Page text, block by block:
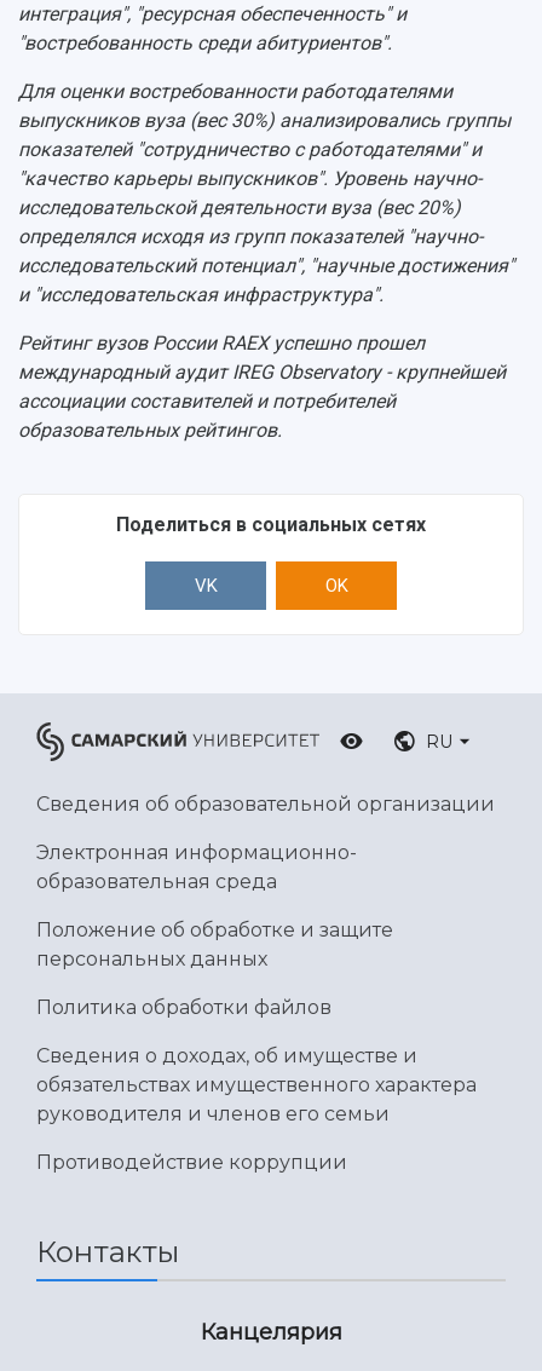
интеграция", "ресурсная обеспеченность" и
"востребованность среди абитуриентов".
Для оценки востребованности работодателями
выпускников вуза (вес 30%) анализировались группы
показателей "сотрудничество с работодателями" и
"качество карьеры выпускников". Уровень научно-
исследовательской деятельности вуза (вес 20%)
определялся исходя из групп показателей "научно-
исследовательский потенциал", "научные достижения"
и "исследовательская инфраструктура".
Рейтинг вузов России RAEX успешно прошел
международный аудит IREG Observatory - крупнейшей
ассоциации составителей и потребителей
образовательных рейтингов.
Поделиться в социальных сетях
VK OK
RU
Сведения об образовательной организации
Электронная информационно-
образовательная среда
Положение об обработке и защите
персональных данных
Политика обработки файлов
Сведения о доходах, об имуществе и
обязательствах имущественного характера
руководителя и членов его семьи
Противодействие коррупции
Контакты
Канцелярия